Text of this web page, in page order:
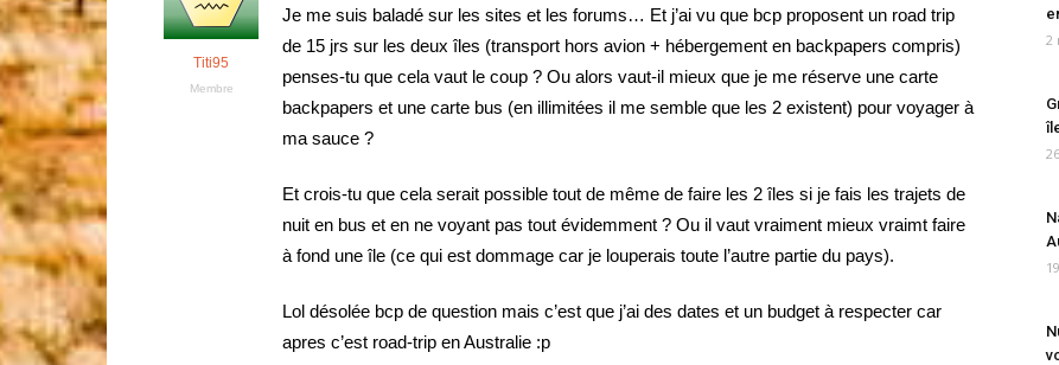
Titi95
Membre
Je me suis baladé sur les sites et les forums… Et j’ai vu que bcp proposent un road trip
de 15 jrs sur les deux îles (transport hors avion + hébergement en backpapers compris)
penses-tu que cela vaut le coup ? Ou alors vaut-il mieux que je me réserve une carte
backpapers et une carte bus (en illimitées il me semble que les 2 existent) pour voyager à
ma sauce ?
Et crois-tu que cela serait possible tout de même de faire les 2 îles si je fais les trajets de
nuit en bus et en ne voyant pas tout évidemment ? Ou il vaut vraiment mieux vraimt faire
à fond une île (ce qui est dommage car je louperais toute l’autre partie du pays).
Lol désolée bcp de question mais c’est que j’ai des dates et un budget à respecter car
apres c’est road-trip en Australie :p
2